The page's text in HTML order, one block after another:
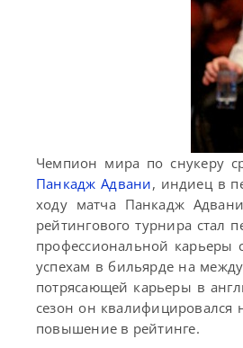
Чемпион мира по снукеру
Панкадж Адвани, индиец в
ходу матча Панкадж
рейтингового турнира стал
профессиональной карьеры
успехам в бильярде на
потрясающей карьеры в
сезон он квалифицировался
повышение в рейтинге.